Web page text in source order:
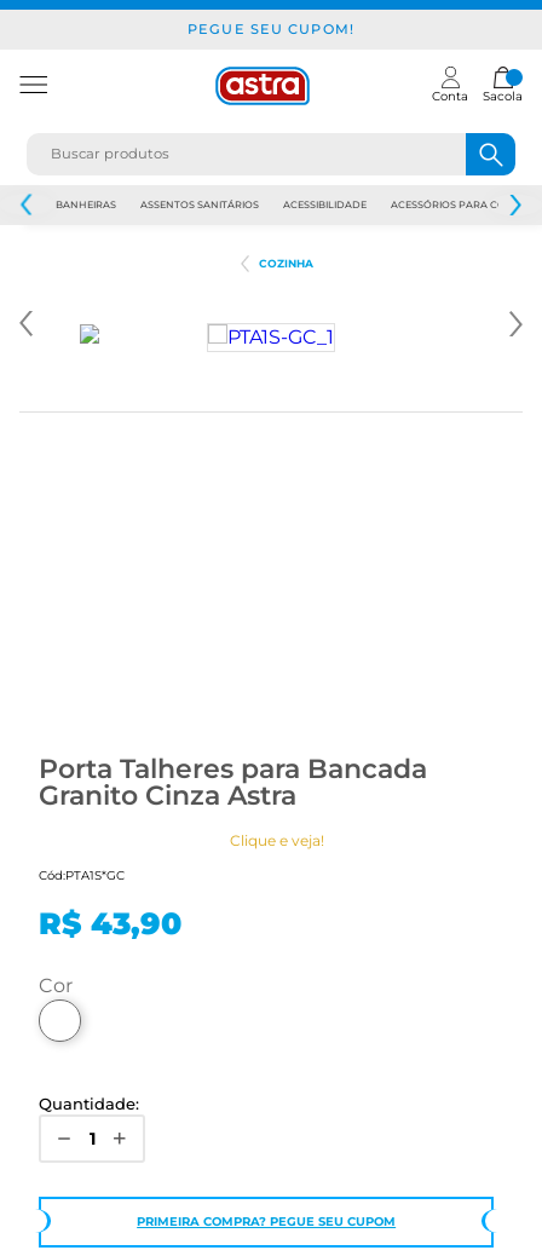
PEGUE SEU CUPOM!
Conta Sacola
JAPI BANHEIRAS ASSENTOS SANITÁRIOS ACESSIBILIDADE ACESSÓRIOS PARA
COZINHA
Porta Talheres para Bancada
Granito Cinza Astra
Clique e veja!
Cód:PTA1S*GC
R$ 43,90
cor
Quantidade:
PRIMEIRA COMPRA? PEGUE SEU CUPOM